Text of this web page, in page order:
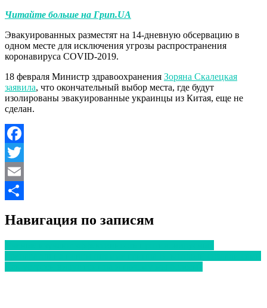
Читайте больше на Грип.UA
Эвакуированных разместят на 14-дневную обсервацию в
одном месте для исключения угрозы распространения
коронавируса COVID-2019.
18 февраля Министр здравоохранения Зоряна Скалецкая
заявила, что окончательный выбор места, где будут
изолированы эвакуированные украинцы из Китая, еще не
сделан.
Facebook
Twitter
Email
Навигация по записям